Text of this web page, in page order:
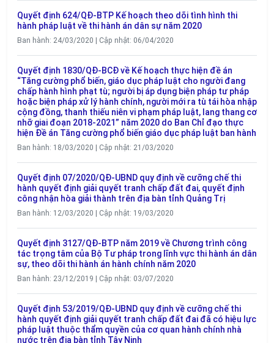
Quyết định 624/QĐ-BTP Kế hoạch theo dõi tình hình thi
hành pháp luật về thi hành án dân sự năm 2020
Ban hành: 24/03/2020 | Cập nhật: 06/04/2020
Quyết định 1830/QĐ-BCĐ về Kế hoạch thực hiện đề án
“Tăng cường phổ biến, giáo dục pháp luật cho người đang
chấp hành hình phạt tù; người bị áp dụng biện pháp tư pháp
hoặc biện pháp xử lý hành chính, người mới ra tù tái hòa nhập
cộng đồng, thanh thiếu niên vi phạm pháp luật, lang thang cơ
nhỡ giai đoạn 2018-2021” năm 2020 do Ban Chỉ đạo thực
hiện Đề án Tăng cường phổ biến giáo dục pháp luật ban hành
Ban hành: 18/03/2020 | Cập nhật: 21/03/2020
Quyết định 07/2020/QĐ-UBND quy định về cưỡng chế thi
hành quyết định giải quyết tranh chấp đất đai, quyết định
công nhận hòa giải thành trên địa bàn tỉnh Quảng Trị
Ban hành: 12/03/2020 | Cập nhật: 19/03/2020
Quyết định 3127/QĐ-BTP năm 2019 về Chương trình công
tác trọng tâm của Bộ Tư pháp trong lĩnh vực thi hành án dân
sự, theo dõi thi hành án hành chính năm 2020
Ban hành: 23/12/2019 | Cập nhật: 03/07/2020
Quyết định 53/2019/QĐ-UBND quy định về cưỡng chế thi
hành quyết định giải quyết tranh chấp đất đai đã có hiệu lực
pháp luật thuộc thẩm quyền của cơ quan hành chính nhà
nước trên địa bàn tỉnh Tây Ninh